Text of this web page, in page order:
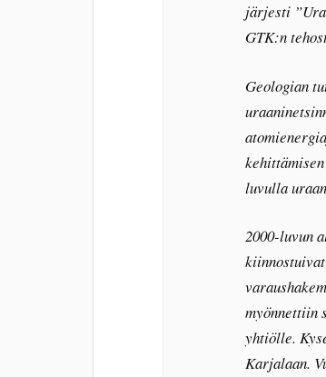
järjesti
GTK:n
Geologian
luvulla
2000-luvun
myönnettiin
yhtiölle.
Karjalaan.